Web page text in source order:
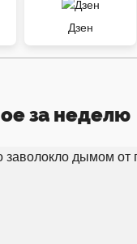
Дзен
за неделю